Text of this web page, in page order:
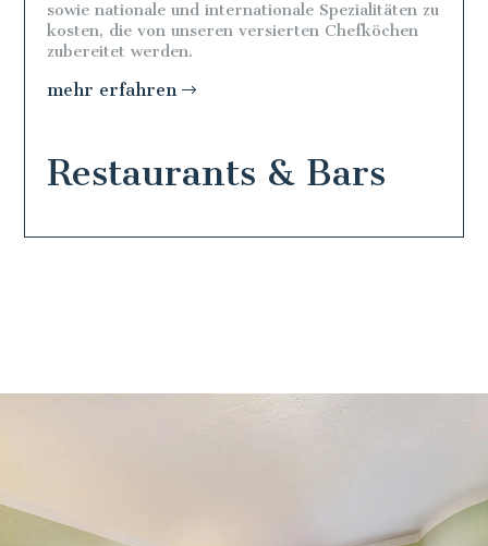
sowie nationale und internationale Spezialitäten zu
kosten, die von unseren versierten Chefköchen
zubereitet werden.
mehr erfahren
Restaurants & Bars